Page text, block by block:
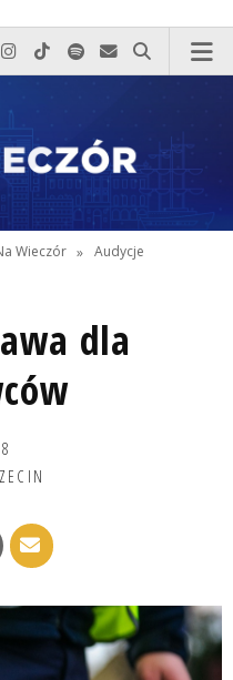
prostu do nas zadzwoń
nas na Facebook-u
Odwiedź nas na X
Odwiedź nas na Instagram-ie
Odwiedź nas na TikTok-u
Szukaj nas na Spotify
Wyślij do nas
Szukaj
Wieczór » Audycje
dla